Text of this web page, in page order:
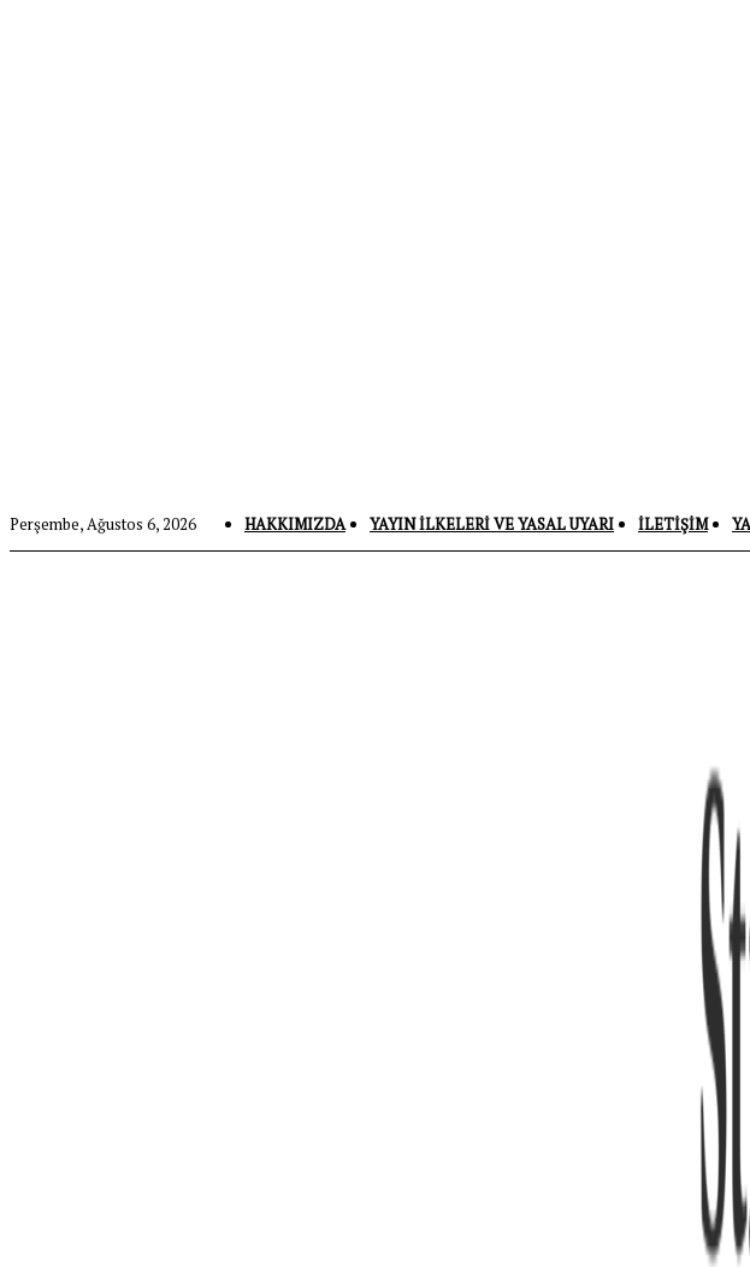
Perşembe, Ağustos 6, 2026 HAKKIMIZDA YAYIN İLKELERI VE YASAL UYARI İLETIŞIM